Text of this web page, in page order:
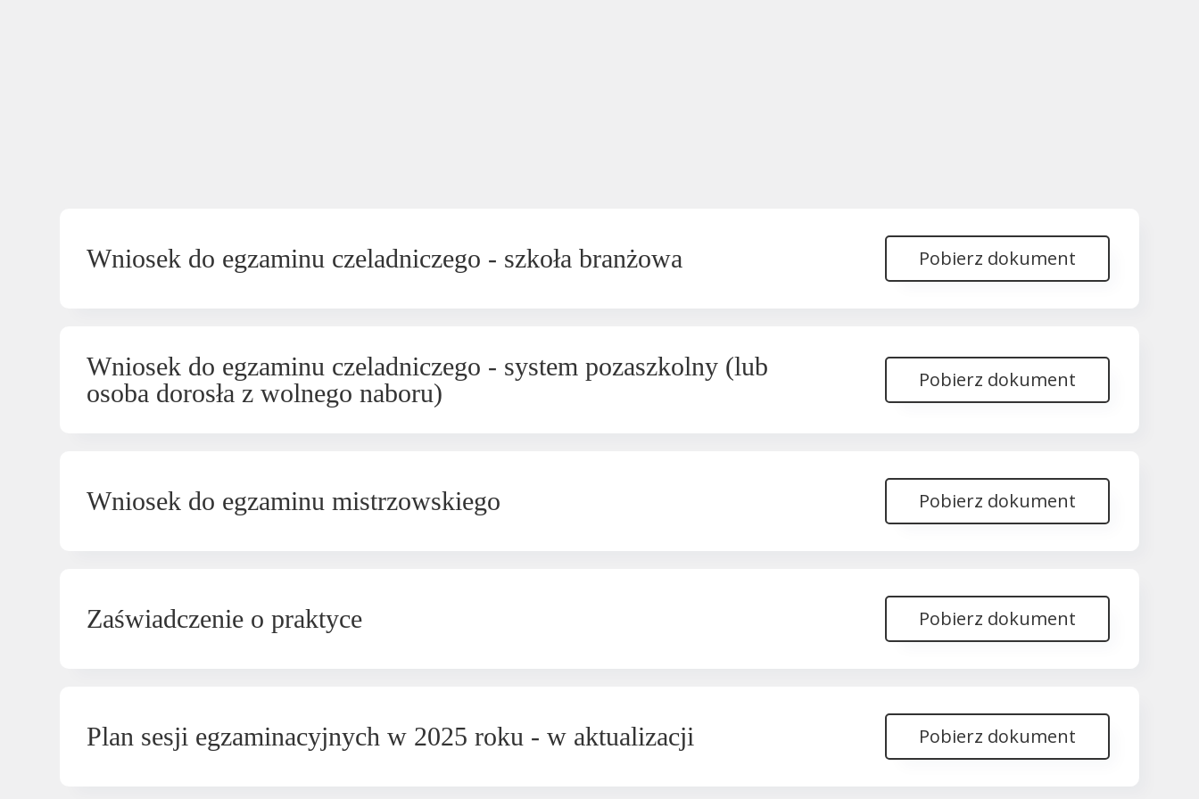
Wniosek do egzaminu czeladniczego - szkoła branżowa Pobierz dokument
Wniosek do egzaminu czeladniczego - system pozaszkolny (lub
osoba dorosła z wolnego naboru)
Pobierz dokument
Wniosek do egzaminu mistrzowskiego Pobierz dokument
Zaświadczenie o praktyce Pobierz dokument
Plan sesji egzaminacyjnych w 2025 roku - w aktualizacji Pobierz dokument